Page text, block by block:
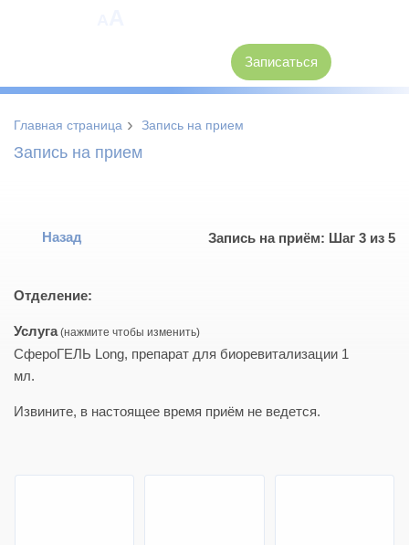
Записаться
Главная страница › Запись на прием
Запись на прием
Назад Запись на приём: Шаг 3 из 5
Отделение:
Услуга
СфероГЕЛЬ Long, препарат для биоревитализации 1
мл.
Извините, в настоящее время приём не ведется.